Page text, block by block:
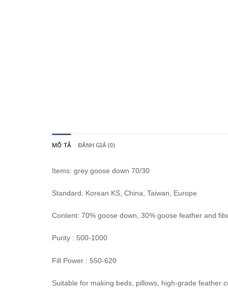
MÔ TẢ ĐÁNH GIÁ (0)
Items: grey goose down 70/30
Standard: Korean KS, China, Taiwan, Europe
Content: 70% goose down, 30% goose feather and
Purity : 500-1000
Fill Power : 550-620
Suitable for making beds, pillows, high-grade feather